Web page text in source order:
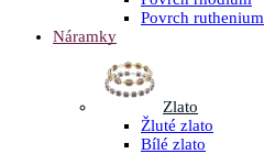
Povrch ruthenium
Náramky
Zlato
Žluté zlato
Bílé zlato